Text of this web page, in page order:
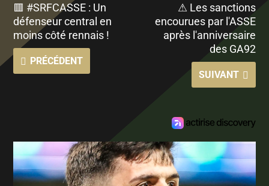
🟥 #SRFCASSE : Un
défenseur central en
moins côté rennais !
PRÉCÉDENT
⚠ Les sanctions
encourues par l'ASSE
après l'anniversaire
des GA92
SUIVANT